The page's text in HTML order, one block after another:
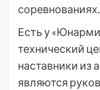
Есть у
технический
наставники из
являются